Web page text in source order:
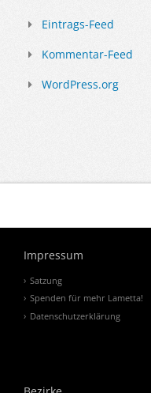
Eintrags-Feed
Kommentar-Feed
WordPress.org
Impressum
Satzung
Spenden für mehr Lametta!
Datenschutzerklärung